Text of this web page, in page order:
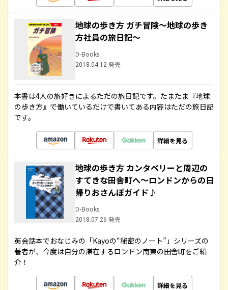
地球の歩き方 ガチ冒険～地球の歩き
方社員の旅日記～
D-Books
2018.04.12 発売
本書は4人の旅好きによるただの旅日記です。たまたま『地球
の歩き方』で働いているだけで書いてある内容はただの旅日記
です。
詳細を見る
地球の歩き方 カンタベリーと周辺の
すてきな田舎町へ～ロンドンからの日
帰りおさんぽガイド♪
D-Books
2018.07.26 発売
英会話本でおなじみの「Kayoの“秘密のノート”」シリーズの
著者が、今度は自分の滞在するロンドン南東の田舎町をご紹
介！
詳細を見る